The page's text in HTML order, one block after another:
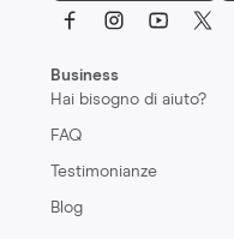
Business
Hai bisogno di aiuto?
FAQ
Testimonianze
Blog